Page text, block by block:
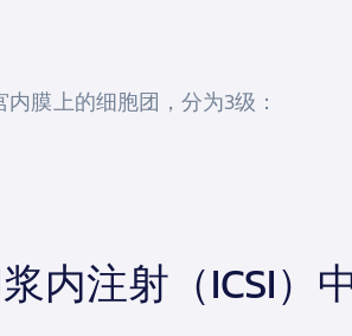
膜上的细胞团，分为3级：
内注射（ICSI）